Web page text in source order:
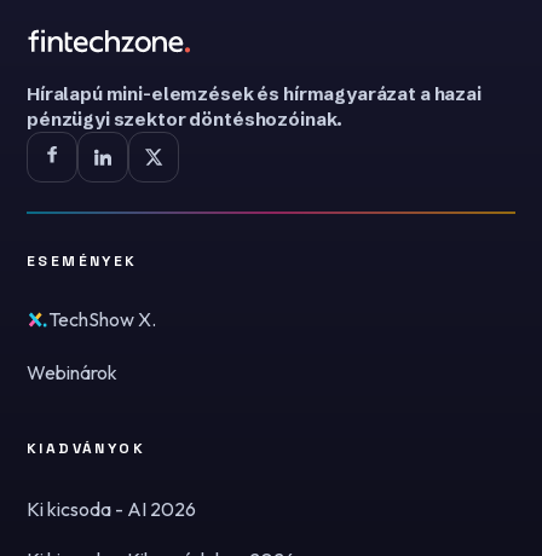
Híralapú mini-elemzések és hírmagyarázat a hazai
pénzügyi szektor döntéshozóinak.
ESEMÉNYEK
TechShow X.
Webinárok
KIADVÁNYOK
Ki kicsoda - AI 2026